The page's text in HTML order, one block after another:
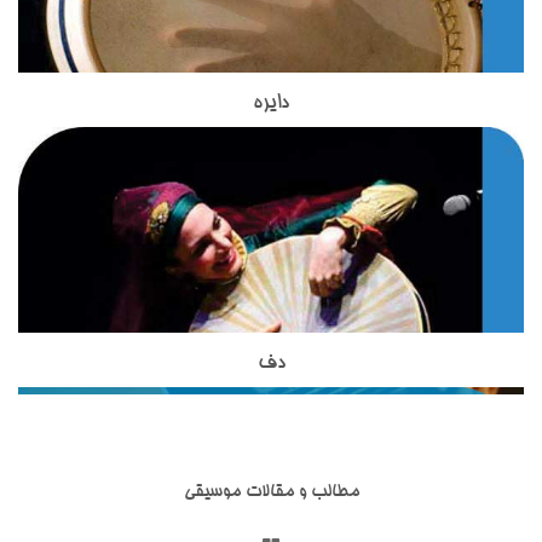
آن افزود که همچنان به کار می‌رود. از بهترین نوازنده های تار در عصر
امروز ما استاد حسین علیزاده هستند. استاد مظاهری مدرس ساز تار
در آموزشگاه موسیقی تاج بخش هستند.استاد مظاهری تحصیلات
خود را در زمینه موسیقی گذرانده اند و با بیش از 18 سال سابقه
حساب می آیند.استاد مظاهری از شاگردان آقای ظریف بوده واز
بهترین شاگردان ایشان محسوب می شوند. استاد شاکری از دیگر
اساتید آموزشگاه موسیقی تاج بخش برای تدریس ساز تار و سه تار
به هنرجویان هستند. ساز تخصصی ایشان تار و سه تار است و
تحصیلات خود را در زمینه موسیقی ایرانی،آموزش موسیقی به
کودکان و گرافیک دنبال نموده اند.
ساز دایره یکی از ساز های کوبه ای اصیل ایرانی است که در
آموزشگاه موسیقی تاج بخش تدریس می شود.این ساز بسیار شبیه
شود با دف تفاوت هایی دارد.دایره از دف کوچکتر است و تعداد زنجیر
هایی که به آن وصل شده است از دف بسیار کمتر است. نواختن ساز
دایره در کشورهای آسیایی نظیر ایران, افغانستان , تاجیکستان و ...
دایره
ساز دف یکی از ساز های کوبه ای در موسیقی ایرانی است که از
مختلفی ساخته شده اند.ساز دف از ساز های کوبه ای با قدمت ایرانی
دف
مطالب و مقالات موسیقی